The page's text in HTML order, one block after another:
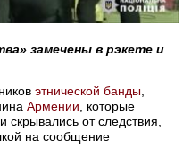
замечены в рэкете и
этнической банды,
Армении, которые
от следствия,
на сообщение